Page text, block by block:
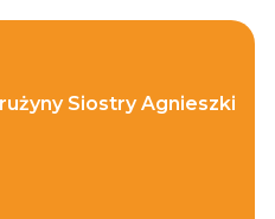
Siostry Agnieszki